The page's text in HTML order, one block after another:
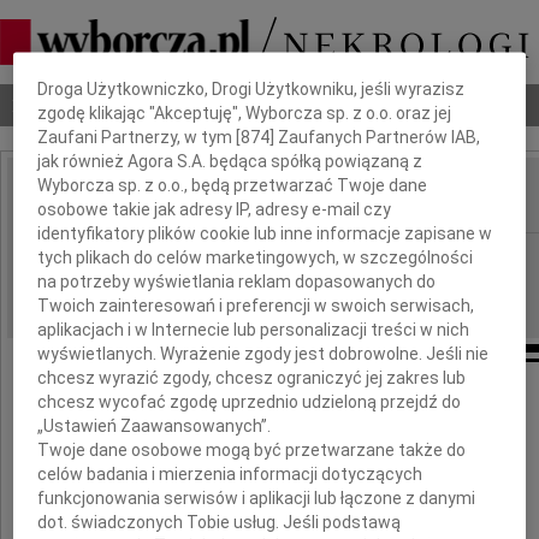
Nekrologi Odeszli Poradnik pogrzebowy
IMIĘ I NAZWISKO:
REGION: Gdańsk
DATA EMISJI: 10.03.2010
Naszym Przyjaciołom
Iwonie i Zigniewowi
Canowieckim
Dbamy o Twoją prywatność
Droga Użytkowniczko, Drogi Użytkowniku, jeśli wyrazisz
zgodę klikając "Akceptuję", Wyborcza sp. z o.o. oraz jej
Zaufani Partnerzy, w tym [874 ] Zaufanych Partnerów IAB,
jak również Agora S.A. będąca spółką powiązaną z
Wyborcza sp. z o.o., będą przetwarzać Twoje dane
osobowe takie jak adresy IP, adresy e-mail czy
identyfikatory plików cookie lub inne informacje zapisane w
tych plikach do celów marketingowych, w szczególności
na potrzeby wyświetlania reklam dopasowanych do
Twoich zainteresowań i preferencji w swoich serwisach,
aplikacjach i w Internecie lub personalizacji treści w nich
wyświetlanych. Wyrażenie zgody jest dobrowolne. Jeśli nie
chcesz wyrazić zgody, chcesz ograniczyć jej zakres lub
chcesz wycofać zgodę uprzednio udzieloną przejdź do
„Ustawień Zaawansowanych”.
Twoje dane osobowe mogą być przetwarzane także do
celów badania i mierzenia informacji dotyczących
funkcjonowania serwisów i aplikacji lub łączone z danymi
dot. świadczonych Tobie usług. Jeśli podstawą